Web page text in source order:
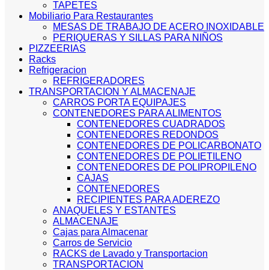
TAPETES
Mobiliario Para Restaurantes
MESAS DE TRABAJO DE ACERO INOXIDABLE
PERIQUERAS Y SILLAS PARA NIÑOS
PIZZEERIAS
Racks
Refrigeracion
REFRIGERADORES
TRANSPORTACION Y ALMACENAJE
CARROS PORTA EQUIPAJES
CONTENEDORES PARA ALIMENTOS
CONTENEDORES CUADRADOS
CONTENEDORES REDONDOS
CONTENEDORES DE POLICARBONATO
CONTENEDORES DE POLIETILENO
CONTENEDORES DE POLIPROPILENO
CAJAS
CONTENEDORES
RECIPIENTES PARA ADEREZO
ANAQUELES Y ESTANTES
ALMACENAJE
Cajas para Almacenar
Carros de Servicio
RACKS de Lavado y Transportacion
TRANSPORTACION